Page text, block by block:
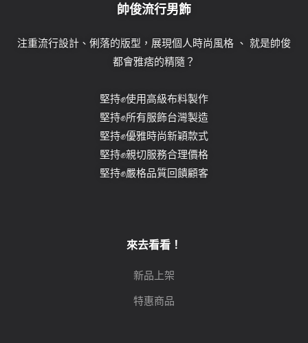
帥俊流行男飾
注重流行設計、俐落的版型，展現個人時尚風格 、 就是帥俊
都會雅痞的精隨？
堅持✊使用高級布料製作
堅持✊所有服飾台灣製造
堅持✊優雅時尚新穎款式
堅持✊親切服務合理價格
堅持✊嚴格品質回饋顧客
來去看看！
新品上架
特惠商品